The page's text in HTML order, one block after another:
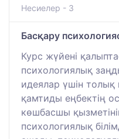
Несиелер - 3
Басқару
Курс жүйені
психологиялық
идеялар үшін толық
қамтиды еңбектің
көшбасшы
психологиялық